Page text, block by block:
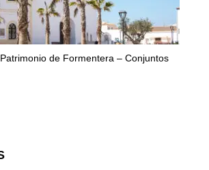
de Formentera – Conjuntos